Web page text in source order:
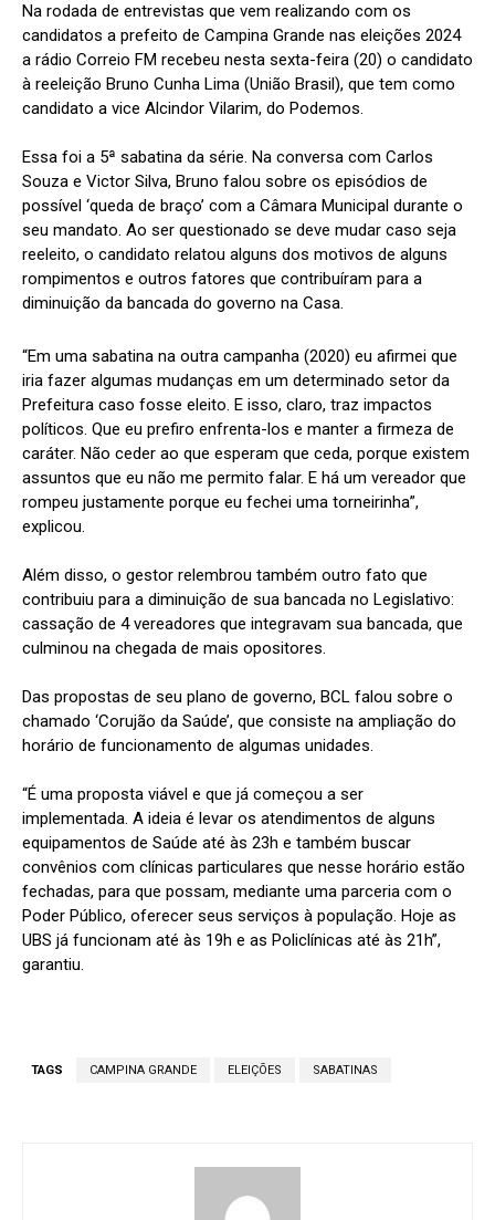
Na rodada de entrevistas que vem realizando com os
candidatos a prefeito de Campina Grande nas eleições 2024
a rádio Correio FM recebeu nesta sexta-feira (20) o candidato
à reeleição Bruno Cunha Lima (União Brasil), que tem como
candidato a vice Alcindor Vilarim, do Podemos.
Essa foi a 5ª sabatina da série. Na conversa com Carlos
Souza e Victor Silva, Bruno falou sobre os episódios de
possível ‘queda de braço’ com a Câmara Municipal durante o
seu mandato. Ao ser questionado se deve mudar caso seja
reeleito, o candidato relatou alguns dos motivos de alguns
rompimentos e outros fatores que contribuíram para a
diminuição da bancada do governo na Casa.
“Em uma sabatina na outra campanha (2020) eu afirmei que
iria fazer algumas mudanças em um determinado setor da
Prefeitura caso fosse eleito. E isso, claro, traz impactos
políticos. Que eu prefiro enfrenta-los e manter a firmeza de
caráter. Não ceder ao que esperam que ceda, porque existem
assuntos que eu não me permito falar. E há um vereador que
rompeu justamente porque eu fechei uma torneirinha”,
explicou.
Além disso, o gestor relembrou também outro fato que
contribuiu para a diminuição de sua bancada no Legislativo:
cassação de 4 vereadores que integravam sua bancada, que
culminou na chegada de mais opositores.
Das propostas de seu plano de governo, BCL falou sobre o
chamado ‘Corujão da Saúde’, que consiste na ampliação do
horário de funcionamento de algumas unidades.
“É uma proposta viável e que já começou a ser
implementada. A ideia é levar os atendimentos de alguns
equipamentos de Saúde até às 23h e também buscar
convênios com clínicas particulares que nesse horário estão
fechadas, para que possam, mediante uma parceria com o
Poder Público, oferecer seus serviços à população. Hoje as
UBS já funcionam até às 19h e as Policlínicas até às 21h”,
garantiu.
TAGS CAMPINA GRANDE ELEIÇÕES SABATINAS